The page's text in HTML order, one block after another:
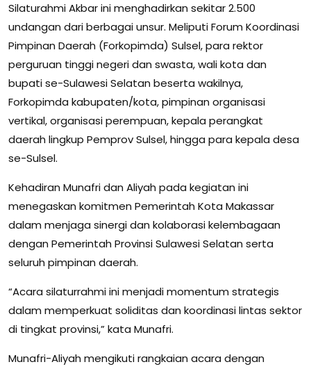
Silaturahmi Akbar ini menghadirkan sekitar 2.500
undangan dari berbagai unsur. Meliputi Forum Koordinasi
Pimpinan Daerah (Forkopimda) Sulsel, para rektor
perguruan tinggi negeri dan swasta, wali kota dan
bupati se-Sulawesi Selatan beserta wakilnya,
Forkopimda kabupaten/kota, pimpinan organisasi
vertikal, organisasi perempuan, kepala perangkat
daerah lingkup Pemprov Sulsel, hingga para kepala desa
se-Sulsel.
Kehadiran Munafri dan Aliyah pada kegiatan ini
menegaskan komitmen Pemerintah Kota Makassar
dalam menjaga sinergi dan kolaborasi kelembagaan
dengan Pemerintah Provinsi Sulawesi Selatan serta
seluruh pimpinan daerah.
“Acara silaturrahmi ini menjadi momentum strategis
dalam memperkuat soliditas dan koordinasi lintas sektor
di tingkat provinsi,” kata Munafri.
Munafri-Aliyah mengikuti rangkaian acara dengan